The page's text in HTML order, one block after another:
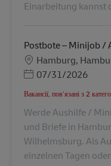
Einarbeitung kannst
Postbote – Minijob
Місцезнаходження
Hamburg,
Posted Date
07/31/2026
Вакансії, пов’язані з 2
Werde Aushilfe /
und Briefe in
Wilhelmsburg. Als
einzelnen Tagen